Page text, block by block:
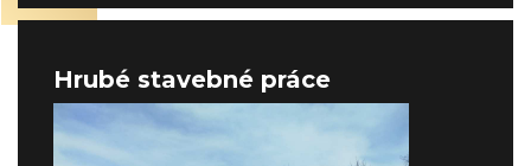
Hrubé stavebné práce